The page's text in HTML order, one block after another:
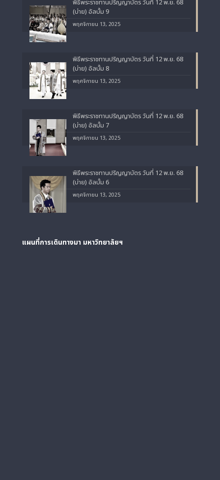
พิธีพระราชทานปริญญาบัตร วันที่ 12 พ.ย. 68
(บ่าย) อัลบั้ม 9
พฤศจิกายน 13, 2025
พิธีพระราชทานปริญญาบัตร วันที่ 12 พ.ย. 68
(บ่าย) อัลบั้ม 8
พฤศจิกายน 13, 2025
พิธีพระราชทานปริญญาบัตร วันที่ 12 พ.ย. 68
(บ่าย) อัลบั้ม 7
พฤศจิกายน 13, 2025
พิธีพระราชทานปริญญาบัตร วันที่ 12 พ.ย. 68
(บ่าย) อัลบั้ม 6
พฤศจิกายน 13, 2025
แผนที่การเดินทางมา มหาวิทยาลัยฯ